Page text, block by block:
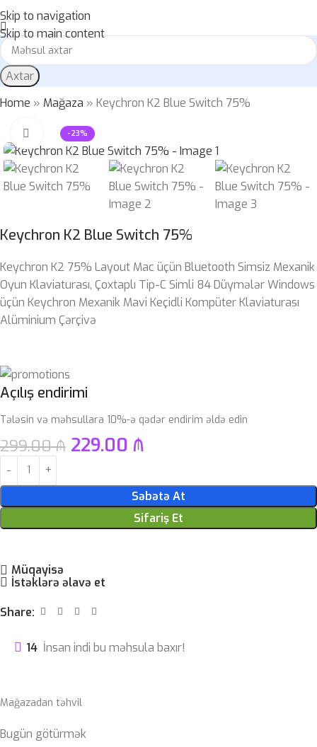
Skip to navigation
Skip to main content
Axtar
Home » Mağaza » Keychron K2 Blue Switch 75%
-23%
Böyütmək üçün klikləyin
Keychron K2 Blue Switch 75%
Keychron K2 75% Layout Mac üçün Bluetooth Simsiz Mexanik
Oyun Klaviaturası, Çoxtaplı Tip-C Simli 84 Düymələr Windows
üçün Keychron Mexanik Mavi Keçidli Kompüter Klaviaturası
Alüminium Çərçivə
Açılış endirimi
Tələsin və məhsullara 10%-ə qədər endirim əldə edin
299.00₼ 229.00 ₼
Səbətə At
Sifariş Et
Müqayisə
İstəklərə əlavə et
Share:
14 İnsan indi bu məhsula baxır!
Mağazadan təhvil
Bugün götürmək